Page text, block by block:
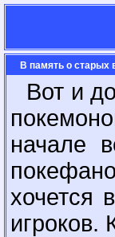
В память о старых
Вот и
начале
хочется
игроков.